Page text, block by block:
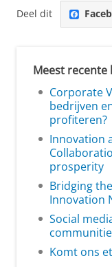
Deel dit
Meest recente
Corporate
bedrijven
profiteren?
Innovation
prosperity
Bridging
Innovation
Social
Komt ons